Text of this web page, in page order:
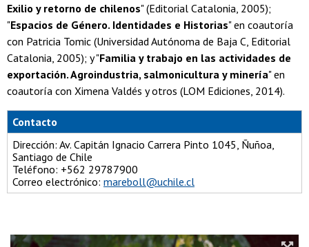
Exilio y retorno de chilenos" (Editorial Catalonia, 2005);
"Espacios de Género. Identidades e Historias" en coautoría
con Patricia Tomic (Universidad Autónoma de Baja C, Editorial
Catalonia, 2005); y "Familia y trabajo en las actividades de
exportación. Agroindustria, salmonicultura y minería" en
coautoría con Ximena Valdés y otros (LOM Ediciones, 2014).
Contacto
Dirección: Av. Capitán Ignacio Carrera Pinto 1045, Ñuñoa,
Santiago de Chile
Teléfono: +562 29787900
Correo electrónico: mareboll@uchile.cl